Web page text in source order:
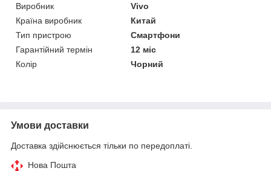
Виробник
Vivo
Країна виробник
Китай
Тип пристрою
Смартфони
Гарантійний термін
12 міс
Колір
Чорний
Умови доставки
Доставка здійснюється тільки по передоплаті.
Нова Пошта